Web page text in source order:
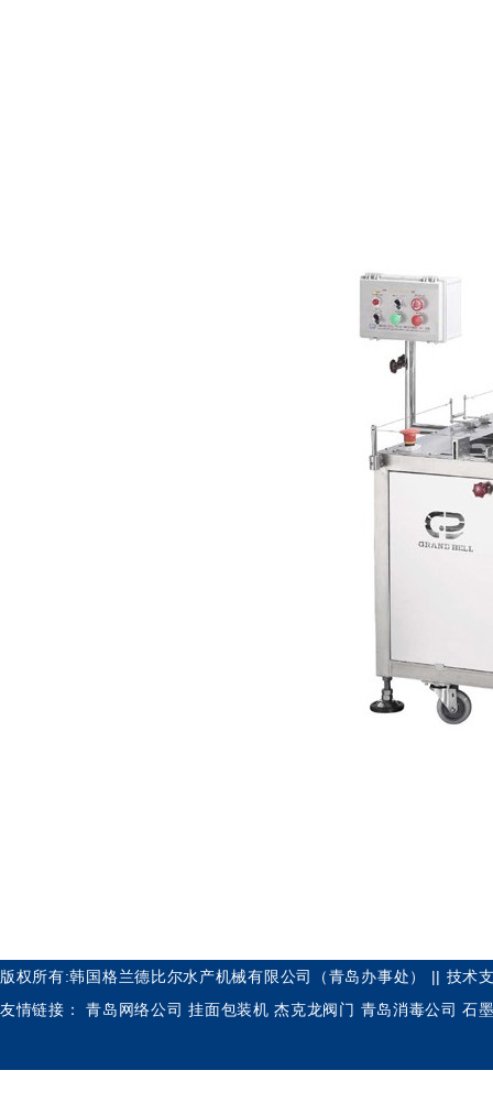
版权所有:韩国格兰德比尔水产机械有限公司（青岛办事处） || 技术
友情链接：青岛网络公司 挂面包装机 杰克龙阀门 青岛消毒公司 石